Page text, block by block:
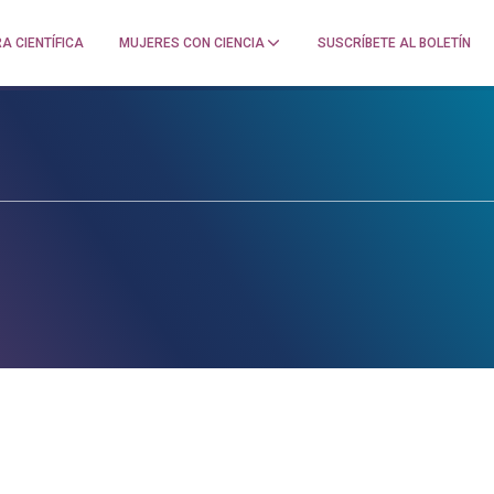
CIENTÍFICA MUJERES CON CIENCIA SUSCRÍBETE AL BOLETÍN